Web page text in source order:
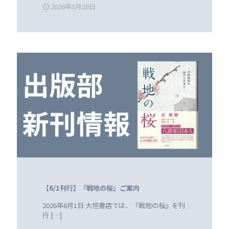
2026年5月28日
【6/1刊行】『戦地の桜』ご案内
2026年6月1日 大垣書店では、『戦地の桜』を刊
行 […]